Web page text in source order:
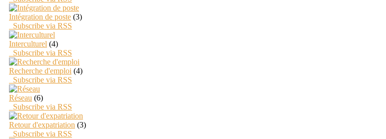
Intégration de poste (3)
Subscribe via RSS
Interculturel (4)
Subscribe via RSS
Recherche d'emploi (4)
Subscribe via RSS
Réseau (6)
Subscribe via RSS
Retour d'expatriation (3)
Subscribe via RSS